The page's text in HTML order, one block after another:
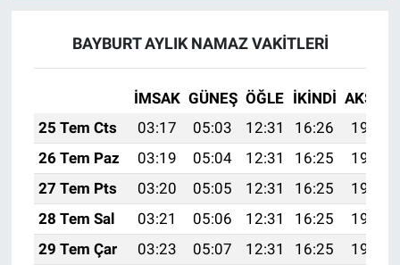
BAYBURT AYLIK NAMAZ VAKITLERI
İMSAK GÜNEŞ ÖĞLE İKINDI AKŞAM
25 Tem Cts
03:17 05:03 12:31 16:26
19:48
26 Tem Paz
03:19 05:04 12:31 16:25
19:47
27 Tem Pts
03:20 05:05 12:31 16:25
19:46
28 Tem Sal
03:21 05:06 12:31 16:25
19:45
29 Tem Çar
03:23 05:07 12:31 16:25
19:44